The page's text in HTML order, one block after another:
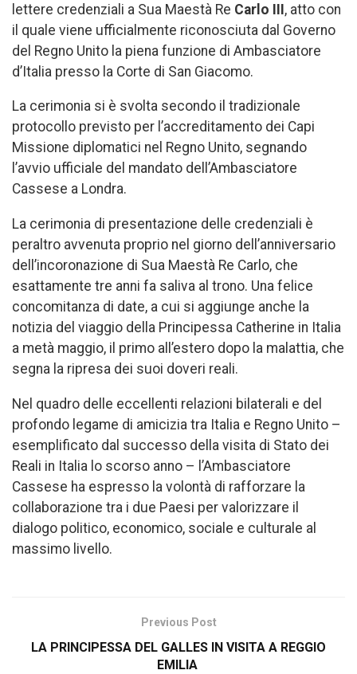
lettere credenziali a Sua Maestà Re Carlo III, atto con
il quale viene ufficialmente riconosciuta dal Governo
del Regno Unito la piena funzione di Ambasciatore
d’Italia presso la Corte di San Giacomo.
La cerimonia si è svolta secondo il tradizionale
protocollo previsto per l’accreditamento dei Capi
Missione diplomatici nel Regno Unito, segnando
l’avvio ufficiale del mandato dell’Ambasciatore
Cassese a Londra.
La cerimonia di presentazione delle credenziali è
peraltro avvenuta proprio nel giorno dell’anniversario
dell’incoronazione di Sua Maestà Re Carlo, che
esattamente tre anni fa saliva al trono. Una felice
concomitanza di date, a cui si aggiunge anche la
notizia del viaggio della Principessa Catherine in Italia
a metà maggio, il primo all’estero dopo la malattia, che
segna la ripresa dei suoi doveri reali.
Nel quadro delle eccellenti relazioni bilaterali e del
profondo legame di amicizia tra Italia e Regno Unito –
esemplificato dal successo della visita di Stato dei
Reali in Italia lo scorso anno – l’Ambasciatore
Cassese ha espresso la volontà di rafforzare la
collaborazione tra i due Paesi per valorizzare il
dialogo politico, economico, sociale e culturale al
massimo livello.
Previous Post
LA PRINCIPESSA DEL GALLES IN VISITA A REGGIO
EMILIA